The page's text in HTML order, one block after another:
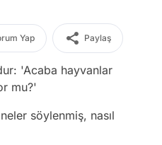
Yap Paylaş
'Acaba hayvanlar
mu?'
söylenmiş, nasıl